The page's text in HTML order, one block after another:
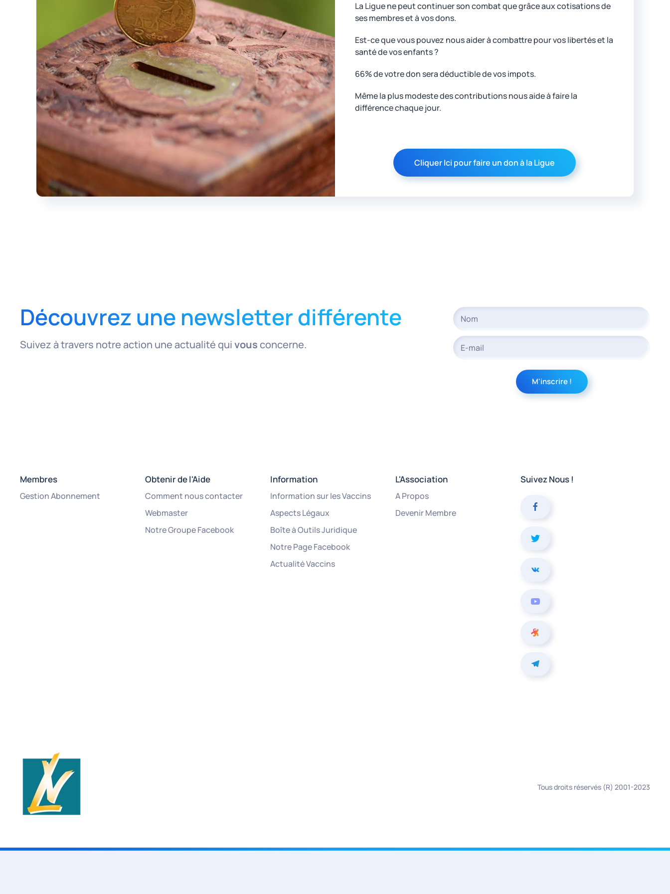
La Ligue ne peut continuer son combat que grâce aux cotisations de
ses membres et à vos dons.
Est-ce que vous pouvez nous aider à combattre pour vos libertés et la
santé de vos enfants ?
66% de votre don sera déductible de vos impots.
Même la plus modeste des contributions nous aide à faire la
différence chaque jour.
Cliquer Ici pour faire un don à la Ligue
Découvrez une newsletter différente
Suivez à travers notre action une actualité quivousconcerne.
Membres
Gestion Abonnement
Obtenir de l'Aide
Comment nous contacter
Webmaster
Notre Groupe Facebook
Information
Information sur les Vaccins
Aspects Légaux
Boîte à Outils Juridique
Notre Page Facebook
Actualité Vaccins
L'Association
A Propos
Devenir Membre
Suivez Nous !
Tous droits réservés (R) 2001-2023